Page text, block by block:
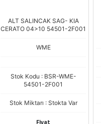
ALT SALINCAK SAG- KIA
CERATO 04>10 54501-2F001
WME
Stok Kodu : BSR-WME-
54501-2F001
Stok Miktarı : Stokta Var
Fiyat